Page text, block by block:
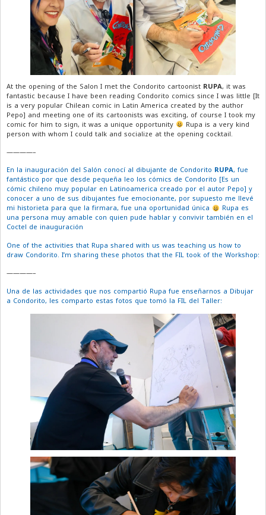
At the opening of the Salon I met the Condorito cartoonist RUPA, it was
fantastic because I have been reading Condorito comics since I was little [It
is a very popular Chilean comic in Latin America created by the author
Pepo] and meeting one of its cartoonists was exciting, of course I took my
comic for him to sign, it was a unique opportunity
Rupa is a very kind
person with whom I could talk and socialize at the opening cocktail.
————–
En la inauguración del Salón conocí al dibujante de Condorito RUPA, fue
fantástico por que desde pequeña leo los cómics de Condorito [Es un
cómic chileno muy popular en Latinoamerica creado por el autor Pepo] y
conocer a uno de sus dibujantes fue emocionante, por supuesto me llevé
mi historieta para que la firmara, fue una oportunidad única
Rupa es
una persona muy amable con quien pude hablar y convivir también en el
Coctel de inauguración
One of the activities that Rupa shared with us was teaching us how to
draw Condorito. I’m sharing these photos that the FIL took of the Workshop:
————–
Una de las actividades que nos compartió Rupa fue enseñarnos a Dibujar
a Condorito, les comparto estas fotos que tomó la FIL del Taller: